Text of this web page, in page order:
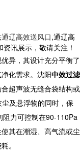
通辽高效送风口,通辽高
讯展示，敬请关注！
异，其设计充分平衡了
化需求。 沈阳中效过滤
超声波无缝合袋结构或
及悬浮物的同时，保
阻力可控制在90-110Pa
其在潮湿、高气流或尘
。